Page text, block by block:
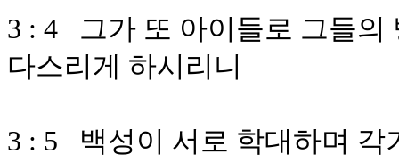
3 : 4 그가 또 아이들로 그들의
다스리게 하시리니
3 : 5 백성이 서로 학대하며 각